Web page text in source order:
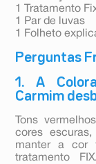
1 Tratamento
1 Par de luvas
1 Folheto
Perguntas
1. A
Carmim
Tons
cores
manter a cor
tratamento